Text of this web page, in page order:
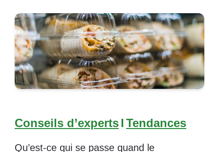
Conseils d’expertsI Tendances
Qu’est-ce qui se passe quand le